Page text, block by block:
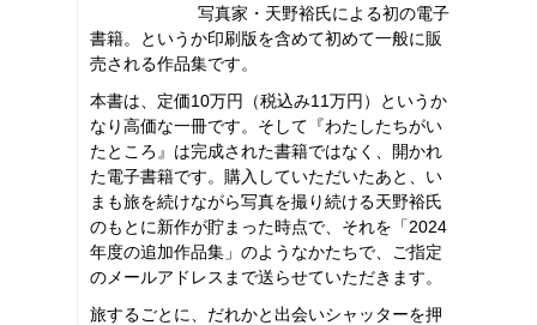
写真家・天野裕氏による初の電子
書籍。というか印刷版を含めて初めて一般に販
売される作品集です。
本書は、定価10万円（税込み11万円）というか
なり高価な一冊です。そして『わたしたちがい
たところ』は完成された書籍ではなく、開かれ
た電子書籍です。購入していただいたあと、い
まも旅を続けながら写真を撮り続ける天野裕氏
のもとに新作が貯まった時点で、それを「2024
年度の追加作品集」のようなかたちで、ご指定
のメールアドレスまで送らせていただきます。
旅するごとに、だれかと出会いシャッターを押